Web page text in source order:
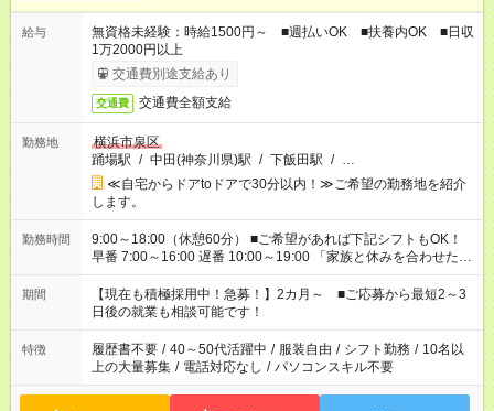
給与
無資格未経験：時給1500円～ ■週払いOK ■扶養内OK ■日収
1万2000円以上
交通費別途支給あり
交通費 交通費全額支給
勤務地
横浜市泉区
踊場駅 / 中田(神奈川県)駅 / 下飯田駅 / …
≪自宅からドアtoドアで30分以内！≫ご希望の勤務地を紹介
します。
勤務時間
9:00～18:00（休憩60分） ■ご希望があれば下記シフトもOK！
早番 7:00～16:00 遅番 10:00～19:00 「家族と休みを合わせた
い」 「余裕を持って夕飯の準備がしたい」 「できれば残業はし
たくない」 など、ご希望を教えてくださいね。 ※Wワーク希望
の方へ 今ご覧のお仕事で希望する勤務時間と、もう1つのお仕事
の勤務時間。 合計で週40時間を超える場合は応募できません。
期間
【現在も積極採用中！急募！】2カ月～ ■ご応募から最短2～3
日後の就業も相談可能です！
特徴 履歴書不要 / 40～50代活躍中 / 服装自由 / シフト勤務 / 10名以
上の大量募集 / 電話対応なし / パソコンスキル不要